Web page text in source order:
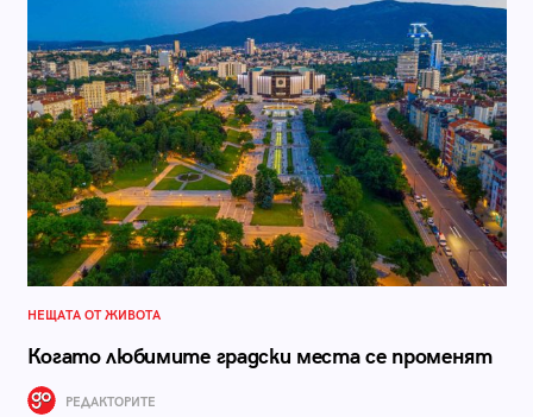
НЕЩАТА ОТ ЖИВОТА
Когато любимите градски места се променят
РЕДАКТОРИТЕ